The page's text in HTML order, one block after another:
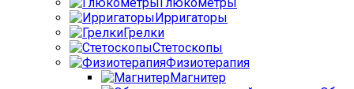
Ирригаторы
Грелки
Стетоскопы
Физиотерапия
Магнитер